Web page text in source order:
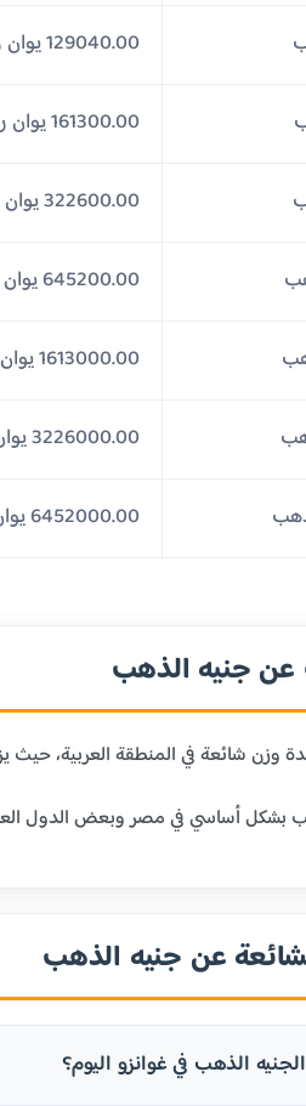
129040.00 يوان رينمنبي صيني (RMB)
161300.00 يوان رينمنبي صيني (RMB)
322600.00 يوان رينمنبي صيني (RMB)
645200.00 يوان رينمنبي صيني (RMB)
1613000.00 يوان رينمنبي صيني (RMB)
3226000.00 يوان رينمنبي صيني (RMB)
6452000.00 يوان رينمنبي صيني (RMB)
جنيه الذهب
يزن 8 جرام من الذهب عيار 21 قيراط. يعتبر الجنيه الذهب وحدة تقليدية للادخار والاستثمار
بشكل أساسي في مصر وبعض الدول
عن جنيه الذهب
الذهب في غوانزو اليوم؟